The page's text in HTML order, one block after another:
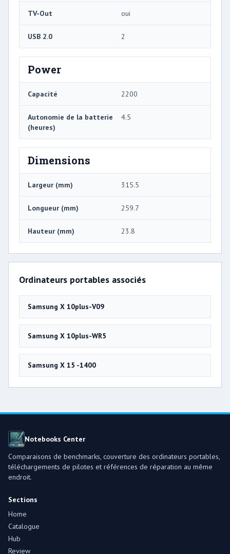
TV-Out oui
USB 2.0 2
Power
Capacité 2200
Autonomie de la batterie
(heures)
4.5
Dimensions
Largeur (mm) 315.5
Longueur (mm) 259.7
Hauteur (mm) 23.8
Ordinateurs portables associés
Samsung X 10plus-V09
Samsung X 10plus-WR5
Samsung X 15 -1400
Notebooks Center
Comparaisons de benchmarks, couverture des ordinateurs portables,
téléchargements de pilotes et références de réparation au même
endroit.
Sections
Home
Catalogue
Hub
Review